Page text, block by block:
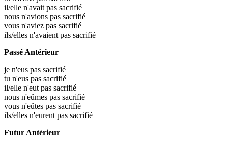
il/elle n'avait pas sacrifié
nous n'avions pas sacrifié
vous n'aviez pas sacrifié
ils/elles n'avaient pas sacrifié
Passé Antérieur
je n'eus pas sacrifié
tu n'eus pas sacrifié
il/elle n'eut pas sacrifié
nous n'eûmes pas sacrifié
vous n'eûtes pas sacrifié
ils/elles n'eurent pas sacrifié
Futur Antérieur